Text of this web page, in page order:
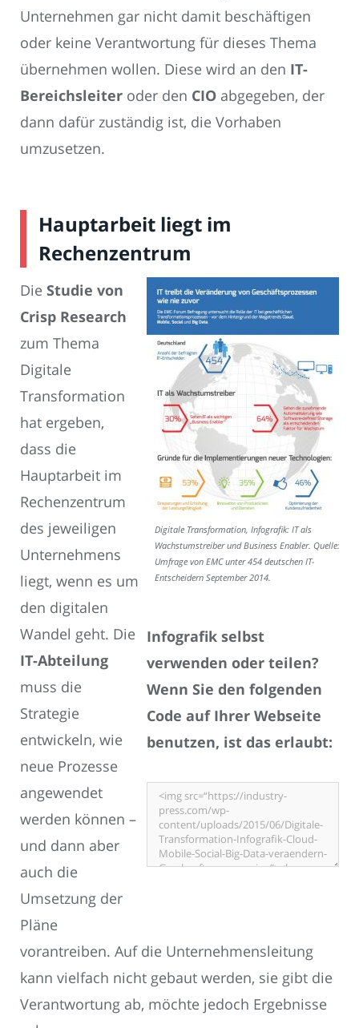
Unternehmen gar nicht damit beschäftigen
oder keine Verantwortung für dieses Thema
übernehmen wollen. Diese wird an den IT-
Bereichsleiter oder den CIO abgegeben, der
dann dafür zuständig ist, die Vorhaben
umzusetzen.
Hauptarbeit liegt im
Rechenzentrum
Digitale Transformation, Infografik: IT als
Wachstumstreiber und Business Enabler. Quelle:
Umfrage von EMC unter 454 deutschen IT-
Entscheidern September 2014.
Infografik selbst
verwenden oder teilen?
Wenn Sie den folgenden
Code auf Ihrer Webseite
benutzen, ist das erlaubt:
Die Studie von
Crisp Research
zum Thema
Digitale
Transformation
hat ergeben,
dass die
Hauptarbeit im
Rechenzentrum
des jeweiligen
Unternehmens
liegt, wenn es um
den digitalen
Wandel geht. Die
IT-Abteilung
muss die
Strategie
entwickeln, wie
neue Prozesse
angewendet
werden können –
und dann aber
auch die
Umsetzung der
Pläne
vorantreiben. Auf die Unternehmensleitung
kann vielfach nicht gebaut werden, sie gibt die
Verantwortung ab, möchte jedoch Ergebnisse